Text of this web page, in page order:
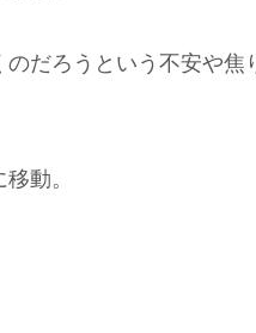
だろうという不安や焦
動。